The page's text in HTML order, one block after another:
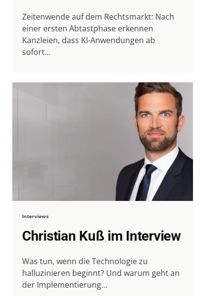
Zeitenwende auf dem Rechtsmarkt: Nach
einer ersten Abtastphase erkennen
Kanzleien, dass KI-Anwendungen ab
sofort...
Interviews
Christian Kuß im Interview
Was tun, wenn die Technologie zu
halluzinieren beginnt? Und warum geht an
der Implementierung...